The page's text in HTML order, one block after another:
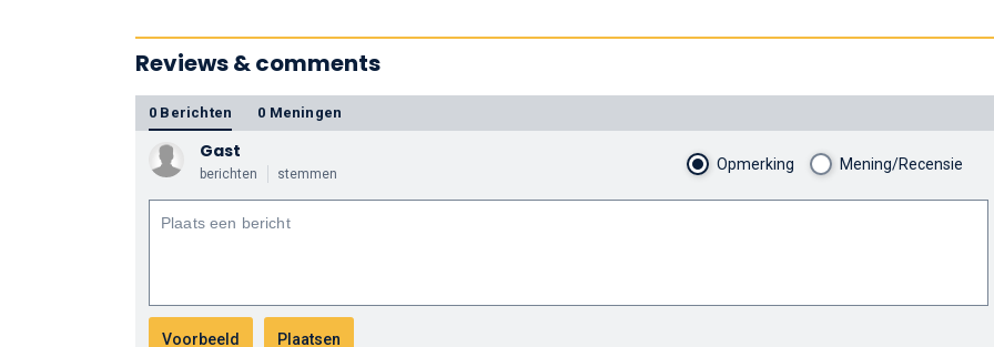
Reviews & comments
0 Berichten 0 Meningen
Gast
berichten stemmen
Opmerking Mening/Recensie